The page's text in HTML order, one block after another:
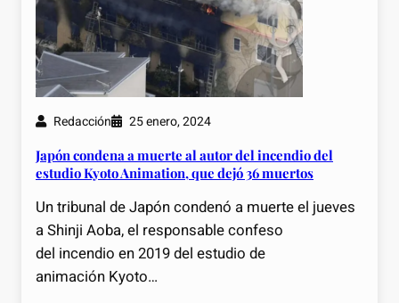
Redacción 25 enero, 2024
Japón condena a muerte al autor del incendio del
estudio Kyoto Animation, que dejó 36 muertos
Un tribunal de Japón condenó a muerte el jueves
a Shinji Aoba, el responsable confeso
del incendio en 2019 del estudio de
animación Kyoto…